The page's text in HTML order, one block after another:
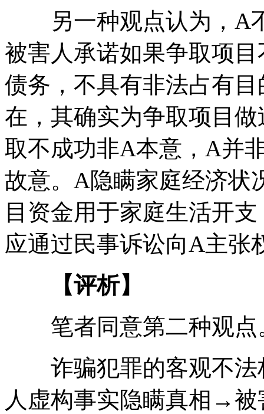
另一种观点认为，A
被害人承诺如果争取项
债务，不具有非法占有
在，其确实为争取项目
取不成功非A本意，A并
故意。A隐瞒家庭经济状
目资金用于家庭生活开
应通过民事诉讼向A主张
【评析】
笔者同意第二种观点
诈骗犯罪的客观不法
人虚构事实隐瞒真相→